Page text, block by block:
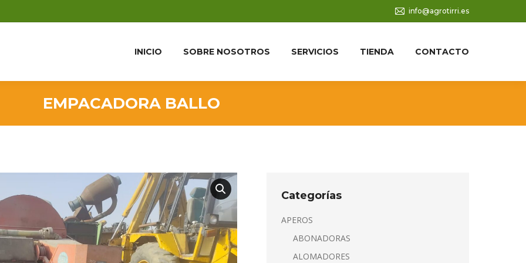
info@agrotirri.es
INICIO SOBRE NOSOTROS SERVICIOS TIENDA CONTACTO
EMPACADORA BALLO
Categorías
APEROS
ABONADORAS
ALOMADORES